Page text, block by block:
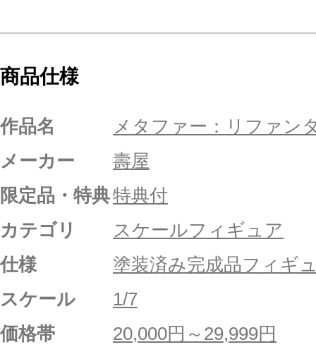
商品仕様
作品名
メタファー：リファン
メーカー
壽屋
限定品・特典特典付
カテゴリ
スケールフィギュア
仕様
塗装済み完成品フィギ
スケール
1/7
価格帯
20,000円～29,999円